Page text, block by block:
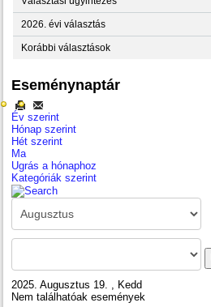
2026. évi választás
Korábbi választások
Eseménynaptár
Év szerint
Hónap szerint
Hét szerint
Ma
Ugrás a hónaphoz
Kategóriák szerint
2025. Augusztus 19. , Kedd
Nem találhatóak események